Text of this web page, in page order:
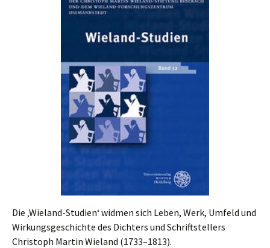
Die ‚Wieland-Studien‘ widmen sich Leben, Werk, Umfeld und
Wirkungsgeschichte des Dichters und Schriftstellers
Christoph Martin Wieland (1733–1813).